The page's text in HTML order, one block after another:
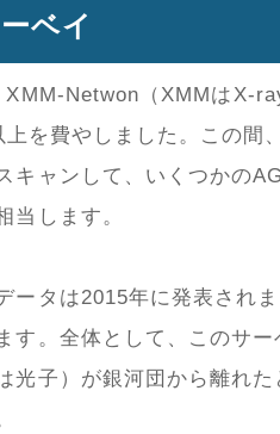
ベイ
XMM-Netwon（XMMはX-
上を費やしました。この間
キャンして、いくつかの
当します。
ータは2015年に発表され
す。全体として、このサ
光子）が銀河団から離れ